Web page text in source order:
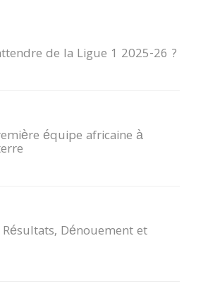
de la Ligue 1 2025-26 ?
équipe africaine à
Dénouement et